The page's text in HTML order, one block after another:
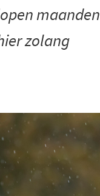
maanden
zolang